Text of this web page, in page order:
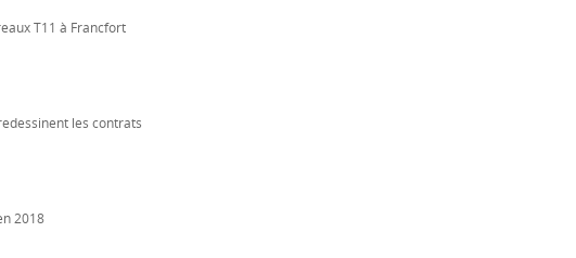
T11 à Francfort
les contrats
2018